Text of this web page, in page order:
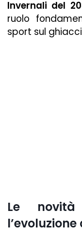
Invernali del
ruolo
sport sul
Le